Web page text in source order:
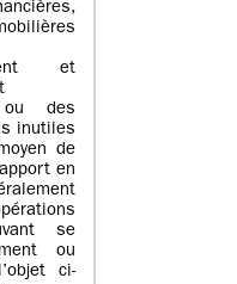
et
ou des
inutiles
de
en
se
ou
ci-